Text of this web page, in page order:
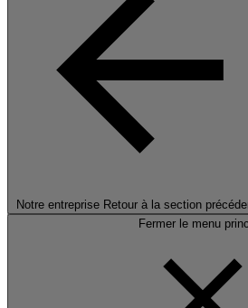
Notre entreprise Retour à la section
Fermer le menu